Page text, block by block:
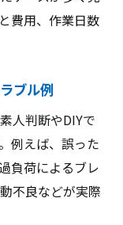
費用、作業日数
ブル例
人判断やDIYで
例えば、誤った
負荷によるブレ
不良などが実際